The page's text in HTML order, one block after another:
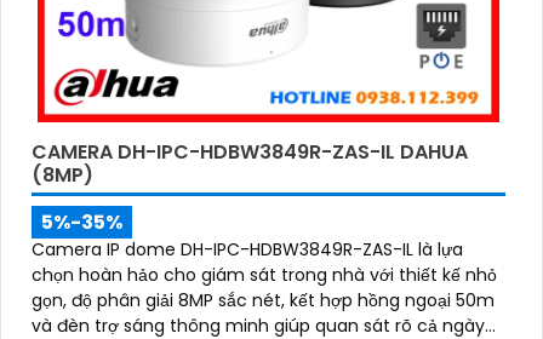
CAMERA DH-IPC-HDBW3849R-ZAS-IL DAHUA
(8MP)
5%-35%
Camera IP dome DH-IPC-HDBW3849R-ZAS-IL là lựa
chọn hoàn hảo cho giám sát trong nhà với thiết kế nhỏ
gọn, độ phân giải 8MP sắc nét, kết hợp hồng ngoại 50m
và đèn trợ sáng thông minh giúp quan sát rõ cả ngày